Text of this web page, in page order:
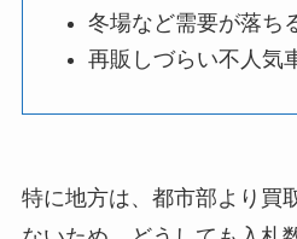
冬場など需要が落ち
再販しづらい不人気
特に地方は、都市部より買